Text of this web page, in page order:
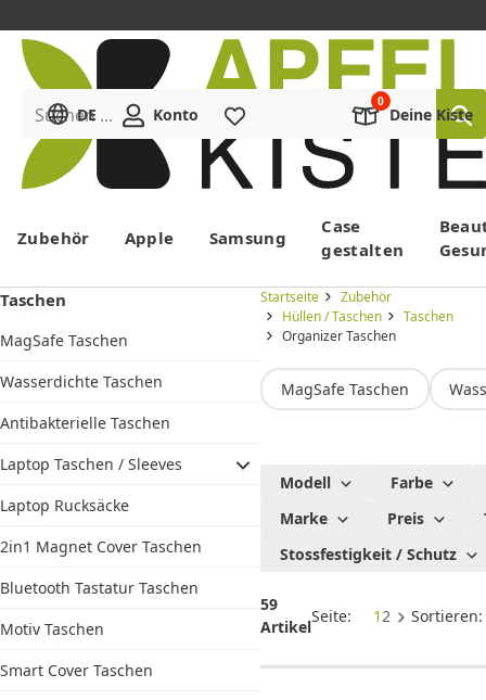
Menü
Suchen ...
DE Konto Deine Kiste
Zubehör Apple Samsung
Case
gestalten
Taschen
MagSafe Taschen
Wasserdichte Taschen
Antibakterielle Taschen
Laptop Taschen / Sleeves
Laptop Rucksäcke
2in1 Magnet Cover Taschen
Bluetooth Tastatur Taschen
Motiv Taschen
Smart Cover Taschen
Startseite
Zubehör
Hüllen / Taschen
Taschen
Organizer Taschen
MagSafe Taschen
Organizer
Taschen
Modell
Farbe
Marke
Preis
Stossfestigkeit / Schutz
59
Artikel
Seite: 12